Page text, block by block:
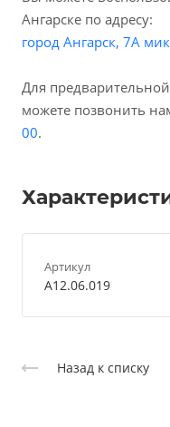
Ангарске по адресу:
город Ангарск, 7А
Для
можете позвонить
00.
Артикул
A12.06.019
Назад к списку